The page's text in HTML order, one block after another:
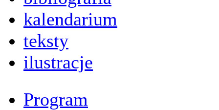
kalendarium
teksty
ilustracje
Program